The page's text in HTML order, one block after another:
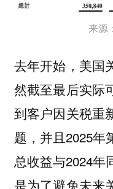
来源
去年开始，美国
然截至最后实际
到客户因关税重
题，并且2025年
总收益与2024年
是为了避免未来